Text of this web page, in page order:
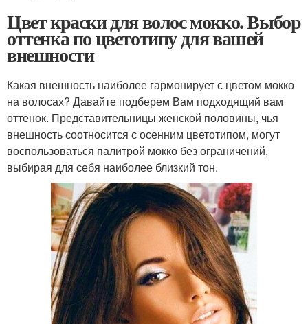
Цвет краски для волос мокко. Выбор
оттенка по цветотипу для вашей
внешности
Какая внешность наиболее гармонирует с цветом мокко
на волосах? Давайте подберем Вам подходящий вам
оттенок. Представительницы женской половины, чья
внешность соотносится с осенним цветотипом, могут
воспользоваться палитрой мокко без ограничений,
выбирая для себя наиболее близкий тон.